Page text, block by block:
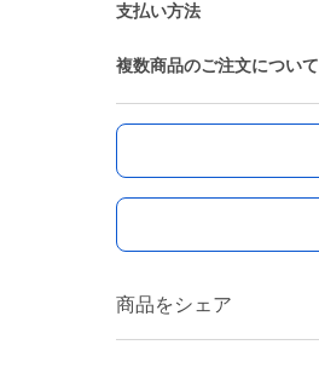
支払い方法
複数商品のご注文について
商品をシェア